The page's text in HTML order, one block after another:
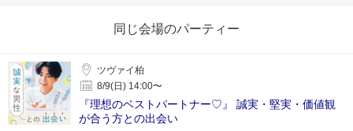
同じ会場のパーティー
ツヴァイ柏
8/9(日) 14:00〜
『理想のベストパートナー♡』 誠実・堅実・価値観
が合う方との出会い